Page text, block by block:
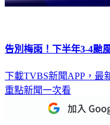
告別梅雨！下半年3-4
下載TVBS新聞APP，最
重點新聞一次看